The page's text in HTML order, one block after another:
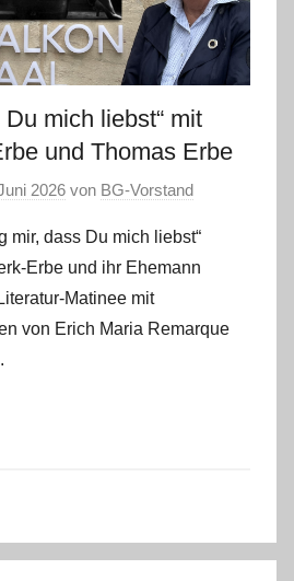
mich liebst“ mit
und Thomas Erbe
2026 von BG-Vorstand
mir, dass Du mich liebst“
Erbe und ihr Ehemann
Matinee mit
von Erich Maria Remarque